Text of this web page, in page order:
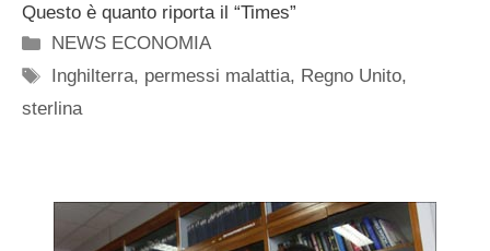
Questo è quanto riporta il “Times”
Categorie
NEWS ECONOMIA
Tag
Inghilterra, permessi malattia, Regno Unito,
sterlina